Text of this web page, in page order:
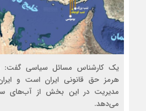
یک کارشناس مسائل سیاسی گفت:
هرمز حق قانونی ایران است و ایران
مدیریت در این بخش از آب‌های
می‌دهد.